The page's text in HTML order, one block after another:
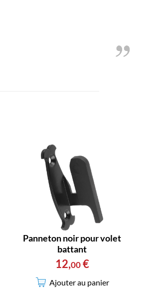
Panneton noir pour volet
battant
12,00 €
Ajouter au panier